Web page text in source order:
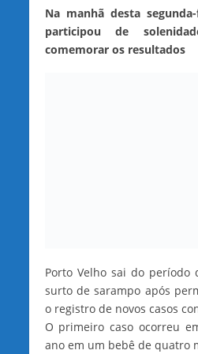
Na manhã desta
participou de
comemorar os resultados
Porto Velho sai do
surto de sarampo após
o registro de novos casos
O primeiro caso ocorreu
ano em um bebê de quatro